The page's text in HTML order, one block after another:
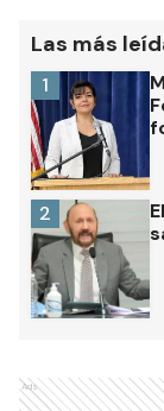
Las más
1
2
Ads